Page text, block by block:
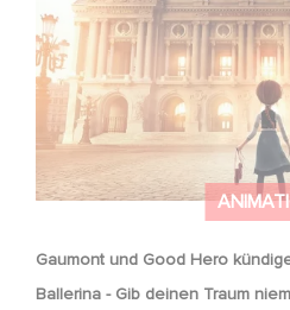
Gaumont und Good Hero
Ballerina - Gib deinen Traum